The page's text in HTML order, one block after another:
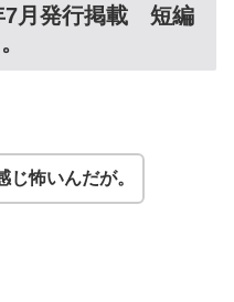
月発行掲載 短編
じ怖いんだが。